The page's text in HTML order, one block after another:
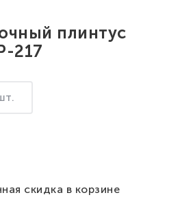
плинтус
217
скидка в корзине